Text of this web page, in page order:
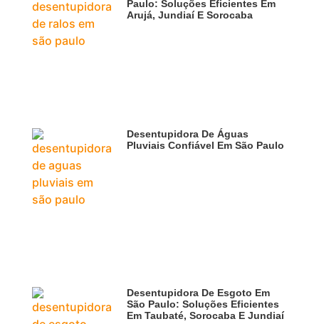
Paulo: Soluções Eficientes Em
Arujá, Jundiaí E Sorocaba
Desentupidora De Águas
Pluviais Confiável Em São Paulo
Desentupidora De Esgoto Em
São Paulo: Soluções Eficientes
Em Taubaté, Sorocaba E Jundiaí